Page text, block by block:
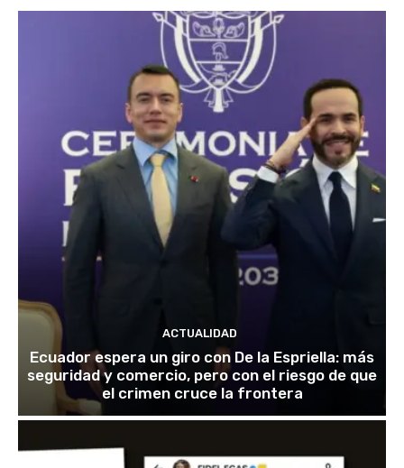
ACTUALIDAD
Ecuador espera un giro con De la Espriella: más
seguridad y comercio, pero con el riesgo de que
el crimen cruce la frontera